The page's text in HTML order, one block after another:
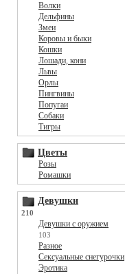
Волки
Дельфины
Змеи
Коровы и быки
Кошки
Лошади, кони
Львы
Орлы
Пингвины
Попугаи
Собаки
Тигры
Цветы
Розы
Ромашки
Девушки
210
Девушки с оружием
103
Разное
Сексуальные снегурочки
Эротика